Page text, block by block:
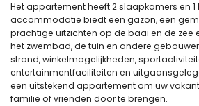
Het appartement heeft 2 slaapkamers en 1
accommodatie biedt een gazon, een
prachtige uitzichten op de baai en de zee
het zwembad, de tuin en andere
strand, winkelmogelijkheden,
entertainmentfaciliteiten en
een uitstekend appartement om uw
familie of vrienden door te brengen.